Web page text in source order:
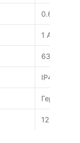
0.6 Вт
1 А
630 мм
IP44
Германия
12